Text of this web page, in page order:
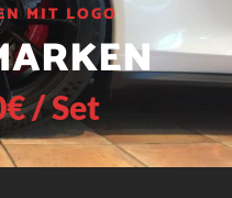
MIT LOGO
/ Set